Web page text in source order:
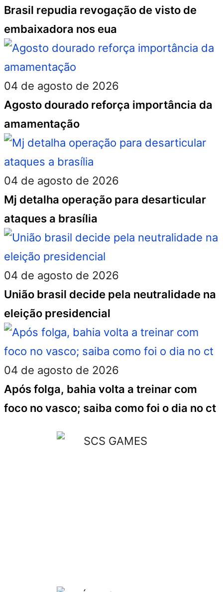
Brasil repudia revogação de visto de
embaixadora nos eua
04 de agosto de 2026
Agosto dourado reforça importância da
amamentação
04 de agosto de 2026
Mj detalha operação para desarticular
ataques a brasília
04 de agosto de 2026
União brasil decide pela neutralidade na
eleição presidencial
04 de agosto de 2026
Após folga, bahia volta a treinar com
foco no vasco; saiba como foi o dia no ct